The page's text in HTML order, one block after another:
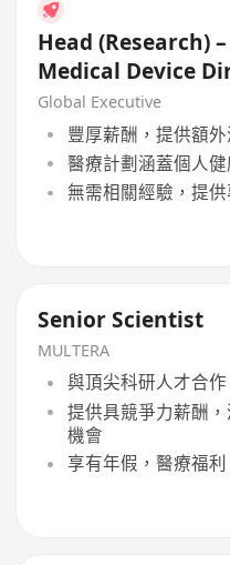
Head (Research)
Medical Device
Global Executive
豐厚薪酬，提供額
醫療計劃涵蓋個人
無需相關經驗，提
Senior Scientist
MULTERA
與頂尖科研人才合
提供具競爭力薪酬
機會
享有年假，醫療福